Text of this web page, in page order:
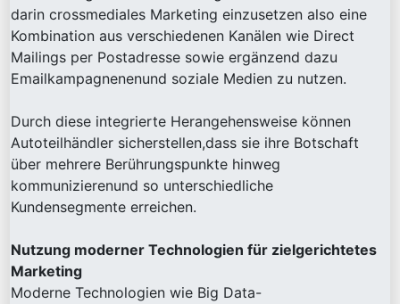
darin crossmediales Marketing einzusetzen also eine
Kombination aus verschiedenen Kanälen wie Direct
Mailings per Postadresse sowie ergänzend dazu
Emailkampagnenenund soziale Medien zu nutzen.
Durch diese integrierte Herangehensweise können
Autoteilhändler sicherstellen,dass sie ihre Botschaft
über mehrere Berührungspunkte hinweg
kommunizierenund so unterschiedliche
Kundensegmente erreichen.
Nutzung moderner Technologien für zielgerichtetes
Marketing
Moderne Technologien wie Big Data-